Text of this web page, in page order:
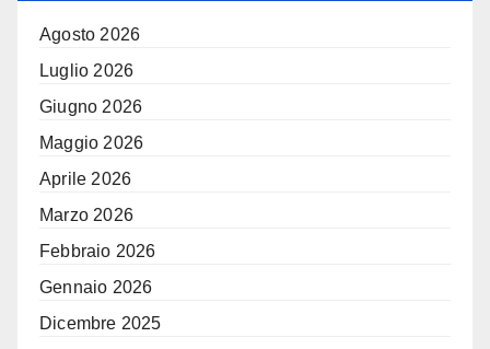
Agosto 2026
Luglio 2026
Giugno 2026
Maggio 2026
Aprile 2026
Marzo 2026
Febbraio 2026
Gennaio 2026
Dicembre 2025